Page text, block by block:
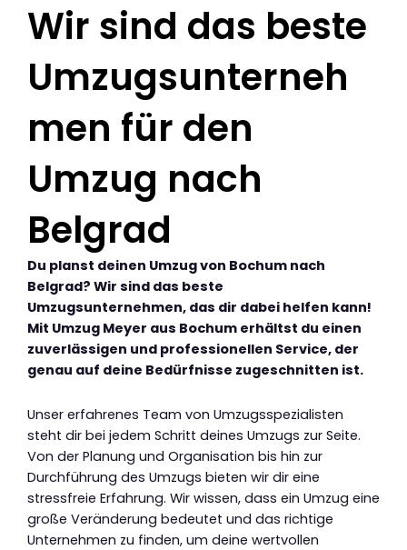
Wir sind das beste
Umzugsunterneh
men für den
Umzug nach
Belgrad
Du planst deinen Umzug von Bochum nach
Belgrad? Wir sind das beste
Umzugsunternehmen, das dir dabei helfen kann!
Mit Umzug Meyer aus Bochum erhältst du einen
zuverlässigen und professionellen Service, der
genau auf deine Bedürfnisse zugeschnitten ist.
Unser erfahrenes Team von Umzugsspezialisten
steht dir bei jedem Schritt deines Umzugs zur Seite.
Von der Planung und Organisation bis hin zur
Durchführung des Umzugs bieten wir dir eine
stressfreie Erfahrung. Wir wissen, dass ein Umzug eine
große Veränderung bedeutet und das richtige
Unternehmen zu finden, um deine wertvollen